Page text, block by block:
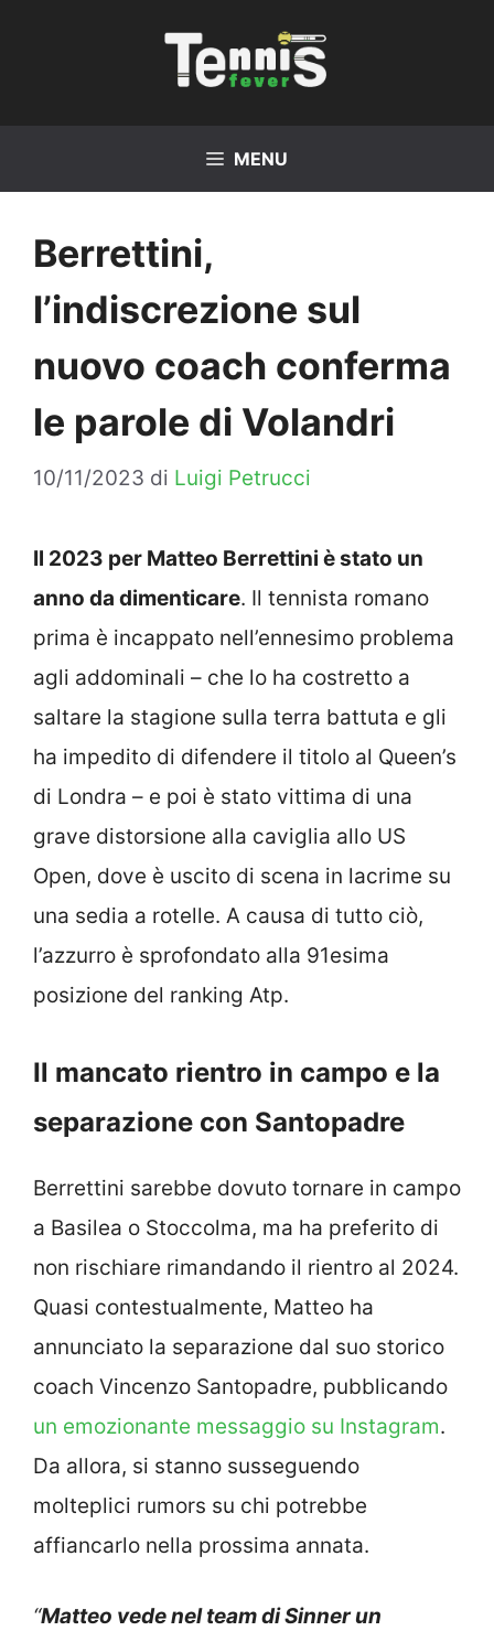
MENU
Berrettini,
l’indiscrezione sul
nuovo coach conferma
le parole di Volandri
10/11/2023 di Luigi Petrucci
Il 2023 per Matteo Berrettini è stato un
anno da dimenticare. Il tennista romano
prima è incappato nell’ennesimo problema
agli addominali – che lo ha costretto a
saltare la stagione sulla terra battuta e gli
ha impedito di difendere il titolo al Queen’s
di Londra – e poi è stato vittima di una
grave distorsione alla caviglia allo US
Open, dove è uscito di scena in lacrime su
una sedia a rotelle. A causa di tutto ciò,
l’azzurro è sprofondato alla 91esima
posizione del ranking Atp.
Il mancato rientro in campo e la
separazione con Santopadre
Berrettini sarebbe dovuto tornare in campo
a Basilea o Stoccolma, ma ha preferito di
non rischiare rimandando il rientro al 2024.
Quasi contestualmente, Matteo ha
annunciato la separazione dal suo storico
coach Vincenzo Santopadre, pubblicando
un emozionante messaggio su Instagram.
Da allora, si stanno susseguendo
molteplici rumors su chi potrebbe
affiancarlo nella prossima annata.
“Matteo vede nel team di Sinner un